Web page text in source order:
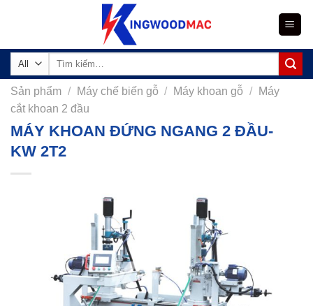
Tìm
Sản phẩm / Máy chế biến gỗ / Máy khoan gỗ /
Máy
cắt khoan 2 đầu
MÁY KHOAN ĐỨNG NGANG 2 ĐẦU-
KW 2T2